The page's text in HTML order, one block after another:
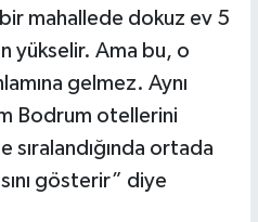
mahallede dokuz ev 5
yükselir. Ama bu, o
gelmez. Aynı
Bodrum otellerini
ortada
gösterir” diye